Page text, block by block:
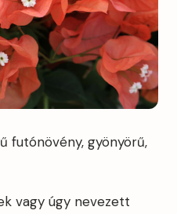
futónövény, gyönyörű,
vagy úgy nevezett